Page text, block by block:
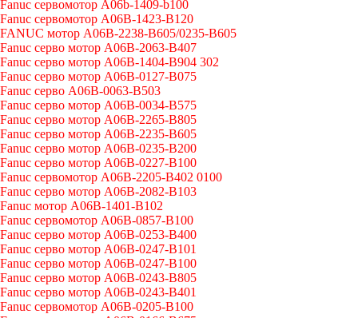
Fanuc сервомотор A06b-1409-b100
Fanuc сервомотор A06B-1423-B120
FANUC мотор A06B-2238-B605/0235-B605
Fanuc серво мотор A06B-2063-B407
Fanuc серво мотор A06B-1404-B904 302
Fanuc серво мотор A06B-0127-B075
Fanuc серво A06B-0063-B503
Fanuc серво мотор A06B-0034-B575
Fanuc серво мотор A06B-2265-B805
Fanuc серво мотор A06B-2235-B605
Fanuc серво мотор A06B-0235-B200
Fanuc серво мотор A06B-0227-B100
Fanuc сервомотор A06B-2205-B402 0100
Fanuc серво мотор A06B-2082-B103
Fanuc мотор A06B-1401-B102
Fanuc сервомотор A06B-0857-B100
Fanuc серво мотор A06B-0253-B400
Fanuc серво мотор A06B-0247-B101
Fanuc серво мотор A06B-0247-B100
Fanuc серво мотор A06B-0243-B805
Fanuc серво мотор A06B-0243-B401
Fanuc сервомотор A06B-0205-B100